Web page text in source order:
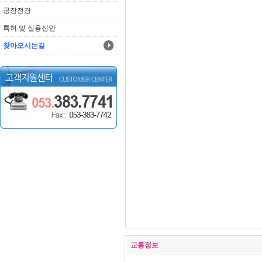
공장전경
특허 및 실용신안
찾아오시는길
교통정보